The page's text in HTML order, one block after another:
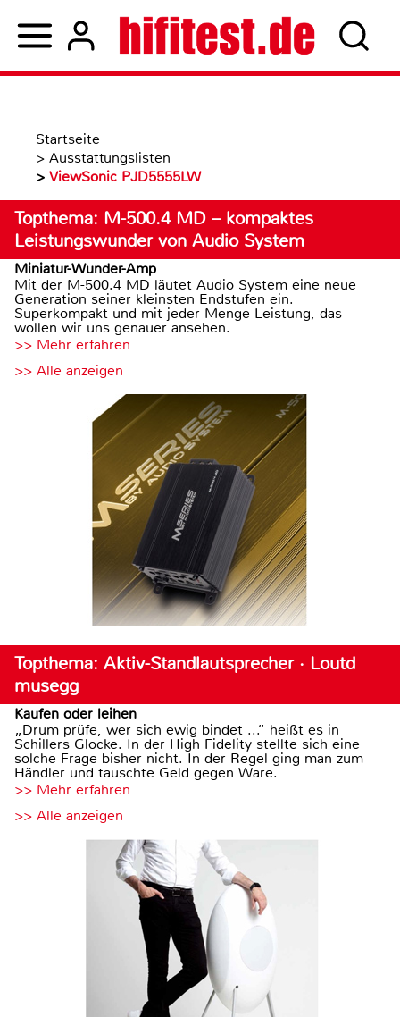
Startseite
> Ausstattungslisten
> ViewSonic PJD5555LW
Topthema: M-500.4 MD – kompaktes
Leistungswunder von Audio System
Miniatur-Wunder-Amp
Mit der M-500.4 MD läutet Audio System eine neue
Generation seiner kleinsten Endstufen ein.
Superkompakt und mit jeder Menge Leistung, das
wollen wir uns genauer ansehen.
>> Mehr erfahren
>> Alle anzeigen
Topthema: Aktiv-Standlautsprecher · Loutd
musegg
Kaufen oder leihen
„Drum prüfe, wer sich ewig bindet ...“ heißt es in
Schillers Glocke. In der High Fidelity stellte sich eine
solche Frage bisher nicht. In der Regel ging man zum
Händler und tauschte Geld gegen Ware.
>> Mehr erfahren
>> Alle anzeigen